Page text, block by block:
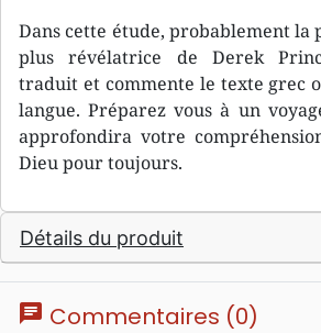
Dans cette étude, probablement la
plus révélatrice de Derek
traduit et commente le texte grec
langue. Préparez vous à un
approfondira votre
Dieu pour toujours.
Détails du produit
chat Commentaires (0)